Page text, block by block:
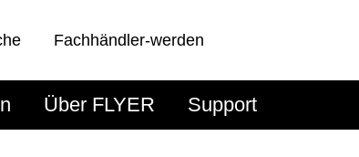
Fachhändler-werden
Über FLYER Support